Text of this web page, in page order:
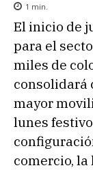
1 min.
El inicio de
para el
miles de
consolidará
mayor
lunes
comercio, la